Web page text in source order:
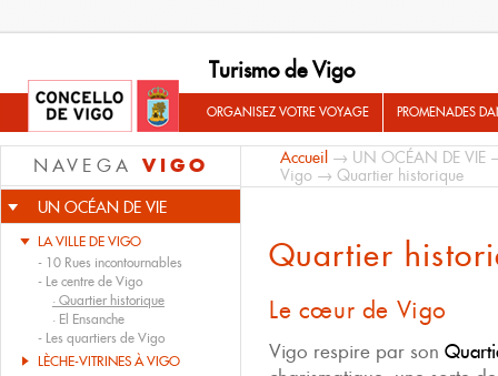
Turismo de Vigo
ORGANISEZ VOTRE VOYAGE PROMENADES
NAVEGA VIGO
UN OCÉAN DE VIE
LA VILLE DE VIGO
- 10 Rues incontournables
- Le centre de Vigo
· Quartier historique
· El Ensanche
- Les quartiers de Vigo
LÈCHE-VITRINES À VIGO
Accueil → UN OCÉAN DE VIE
Vigo → Quartier historique
Quartier
Le cœur de Vigo
Vigo respire par son